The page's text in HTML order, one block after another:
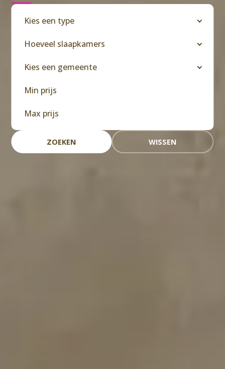
Kies een type
Hoeveel slaapkamers
Kies een gemeente
ZOEKEN WISSEN